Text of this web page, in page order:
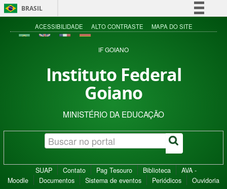
BRASIL
Simplifique!
Acesso à informação
ACESSIBILIDADE ALTO CONTRASTE MAPA DO SITE
IF GOIANO
Instituto Federal
Goiano
MINISTÉRIO DA EDUCAÇÃO
SUAP Contato Pag Tesouro Biblioteca
AVA -
Moodle
Documentos Sistema de eventos Periódicos Ouvidoria